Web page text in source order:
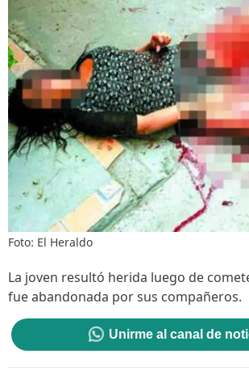
Foto: El Heraldo
La joven resultó herida luego de
fue abandonada por sus compañeros.
Unirme al canal de